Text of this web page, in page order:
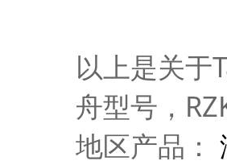
以上是关于
舟型号，
地区产品：